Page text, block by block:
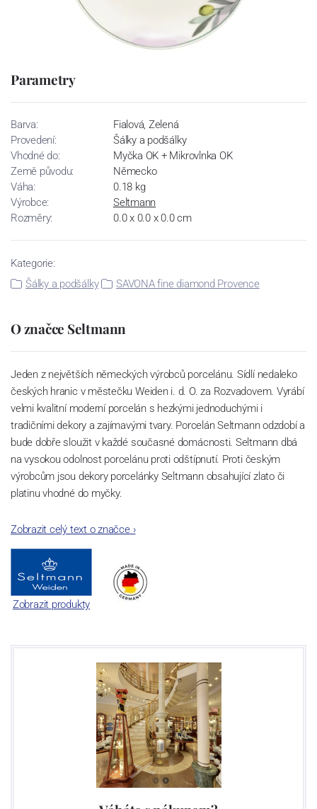
Parametry
Barva:
Fialová, Zelená
Provedení:
Šálky a podšálky
Vhodné do:
Myčka OK + Mikrovlnka OK
Země původu:
Německo
Váha:
0.18 kg
Výrobce:
Seltmann
Rozměry:
0.0 x 0.0 x 0.0 cm
Kategorie:
Šálky a podšálky
SAVONA fine diamond Provence
O značce Seltmann
Jeden z největších německých výrobců porcelánu. Sídlí nedaleko
českých hranic v městečku Weiden i. d. O. za Rozvadovem. Vyrábí
velmi kvalitní moderní porcelán s hezkými jednoduchými i
tradičními dekory a zajímavými tvary. Porcelán Seltmann odzdobí a
bude dobře sloužit v každé současné domácnosti. Seltmann dbá
na vysokou odolnost porcelánu proti odštípnutí. Proti českým
výrobcům jsou dekory porcelánky Seltmann obsahující zlato či
platinu vhodné do myčky.
Zobrazit celý text o značce›
Zobrazit produkty